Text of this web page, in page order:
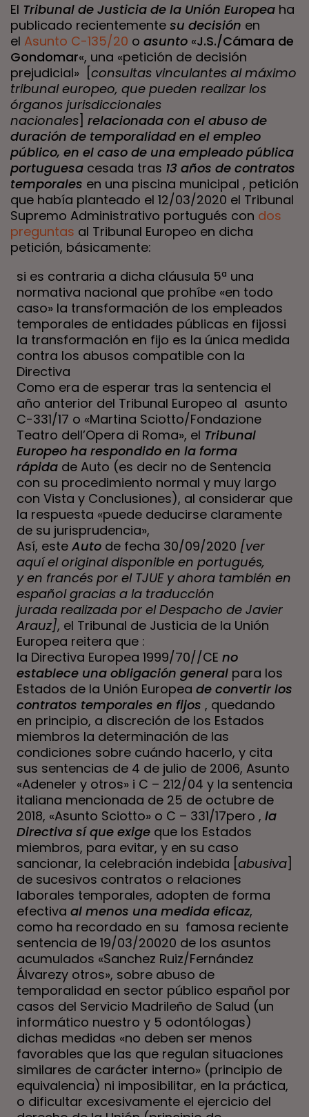
El Tribunal de Justicia de la Unión Europea ha
publicado recientemente su decisión en
el Asunto C-135/20 o asunto «J.S./Cámara de
Gondomar«, una «petición de decisión
prejudicial» [ consultas vinculantes al máximo
tribunal europeo, que pueden realizar los
órganos jurisdiccionales
nacionales relacionada con el abuso de
duración de temporalidad en el empleo
público, en el caso de una empleado pública
portuguesa cesada tras 13 años de contratos
temporales en una piscina municipal , petición
que había planteado el 12/03/2020 el Tribunal
Supremo Administrativo portugués con dos
preguntas al Tribunal Europeo en dicha
petición, básicamente:
si es contraria a dicha cláusula 5ª una
normativa nacional que prohíbe «en todo
caso» la transformación de los empleados
temporales de entidades públicas en fijossi
la transformación en fijo es la única medida
contra los abusos compatible con la
Directiva
Como era de esperar tras la sentencia el
año anterior del Tribunal Europeo al asunto
C-331/17 o «Martina Sciotto/Fondazione
Teatro dell’Opera di Roma», el Tribunal
Europeo ha respondido en la forma
rápida de Auto (es decir no de Sentencia
con su procedimiento normal y muy largo
con Vista y Conclusiones), al considerar que
la respuesta «puede deducirse claramente
de su jurisprudencia»,
Así, este Auto de fecha 30/09/2020 [ver
aquí eloriginal disponible en portugués,
yen francés por el TJUE y ahora también en
español gracias a la traducción
jurada realizada por elDespacho de Javier
Arauz], el Tribunal de Justicia de la Unión
Europea reitera que :
la Directiva Europea 1999/70//CE no
establece una obligación general para los
Estados de la Unión Europea de convertir los
contratos temporales en fijos , quedando
en principio, a discreción de los Estados
miembros la determinación de las
condiciones sobre cuándo hacerlo, y cita
sus sentencias de 4 de julio de 2006, Asunto
«Adeneler y otros» i C – 212/04 y la sentencia
italiana mencionada de 25 de octubre de
2018, «Asunto Sciotto» o C – 331/17pero , la
Directiva sí que exige que los Estados
miembros, para evitar, y en su caso
sancionar, la celebración indebida [ abusiva
de sucesivos contratos o relaciones
laborales temporales, adopten de forma
efectiva al menos una medida eficaz,
como ha recordado en su famosa reciente
sentencia de 19/03/20020 de los asuntos
acumulados «Sanchez Ruiz/Fernández
Álvarezy otros», sobre abuso de
temporalidad en sector público español por
casos del Servicio Madrileño de Salud (un
informático nuestro y 5 odontólogas)
dichas medidas «no deben ser menos
favorables que las que regulan situaciones
similares de carácter interno» (principio de
equivalencia) ni imposibilitar, en la práctica,
o dificultar excesivamente el ejercicio del